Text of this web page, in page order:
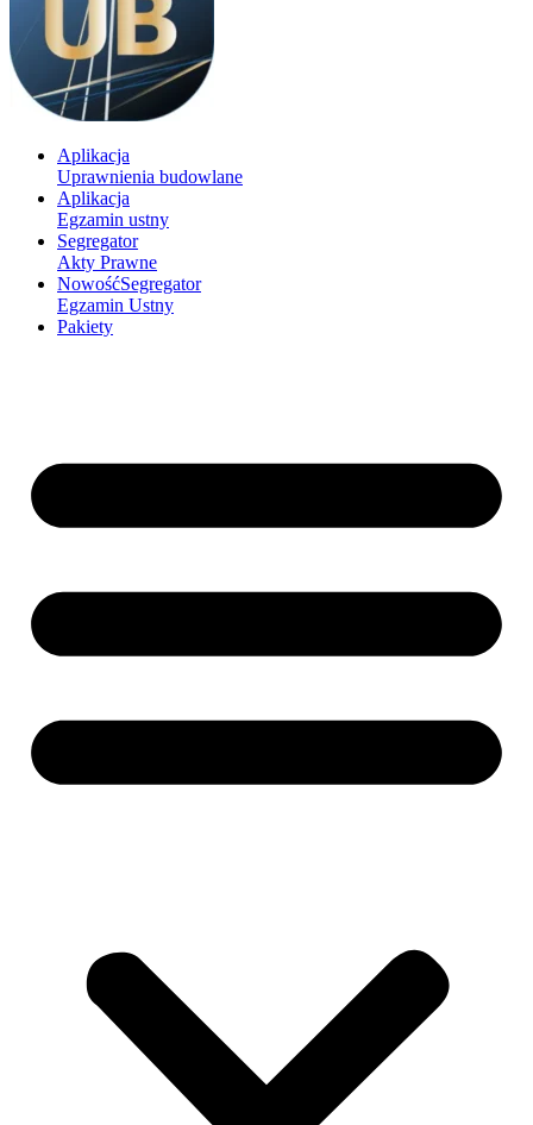
Aplikacja
Uprawnienia budowlane
Aplikacja
Egzamin ustny
Segregator
Akty Prawne
NowośćSegregator
Egzamin Ustny
Pakiety